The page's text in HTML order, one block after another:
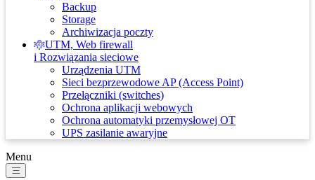
Backup
Storage
Archiwizacja poczty
UTM, Web firewall
i Rozwiązania sieciowe
Urządzenia UTM
Sieci bezprzewodowe AP (Access Point)
Przełączniki (switches)
Ochrona aplikacji webowych
Ochrona automatyki przemysłowej OT
UPS zasilanie awaryjne
Menu